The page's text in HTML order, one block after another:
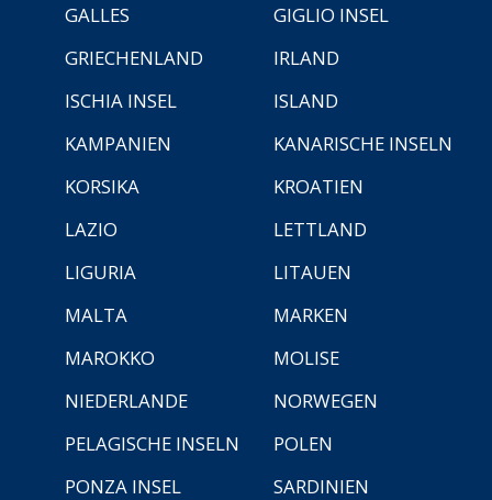
GALLES
GIGLIO INSEL
GRIECHENLAND
IRLAND
ISCHIA INSEL
ISLAND
KAMPANIEN
KANARISCHE INSELN
KORSIKA
KROATIEN
LAZIO
LETTLAND
LIGURIA
LITAUEN
MALTA
MARKEN
MAROKKO
MOLISE
NIEDERLANDE
NORWEGEN
PELAGISCHE INSELN
POLEN
PONZA INSEL
SARDINIEN